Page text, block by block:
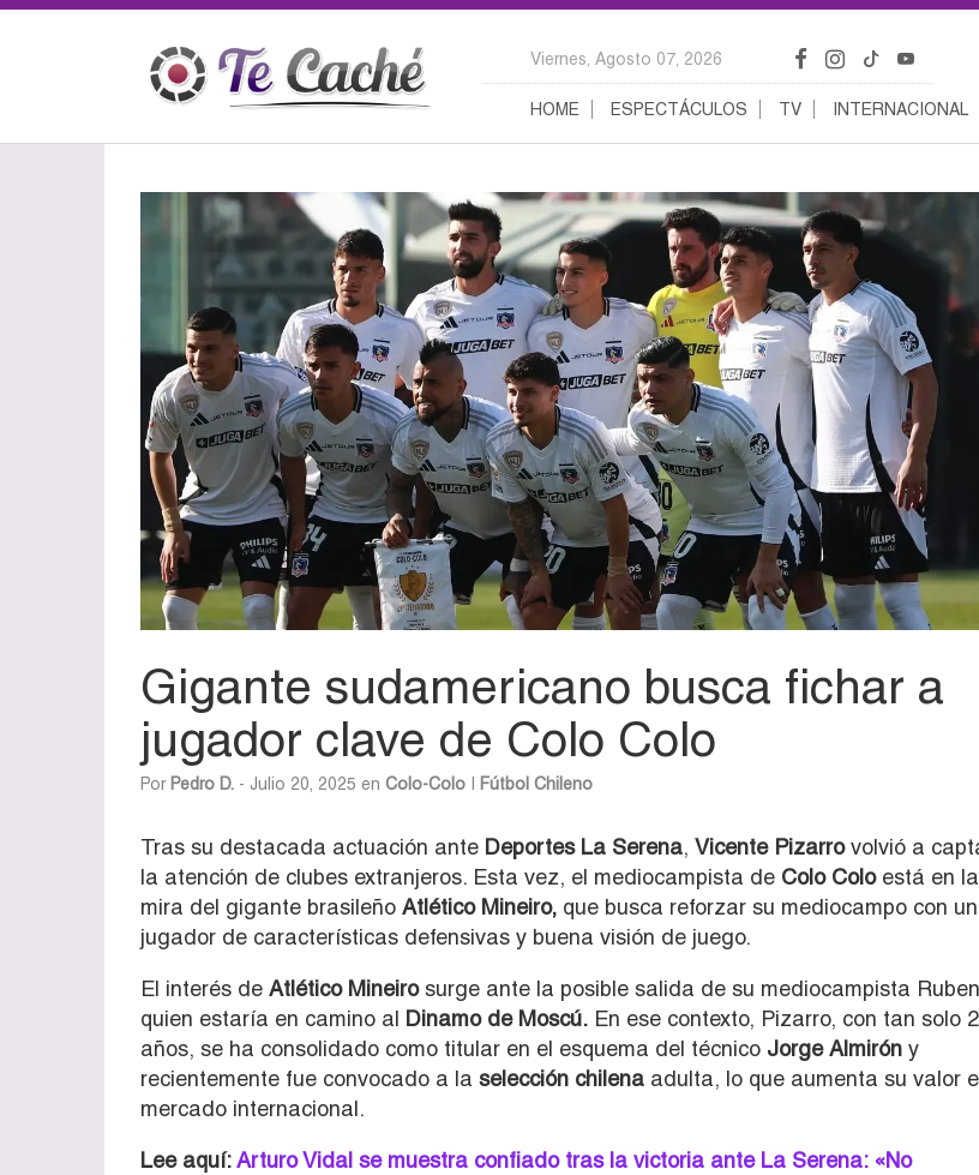
Viernes, Agosto 07, 2026
HOME ESPECTÁCULOS TV INTERNACIONAL
Gigante sudamericano busca fichar a
jugador clave de Colo Colo
Por Pedro D. - Julio 20, 2025 en Colo-Colo Fútbol Chileno
Tras su destacada actuación ante Deportes La Serena, Vicente Pizarrovolvió a
la atención de clubes extranjeros. Esta vez, el mediocampista de Colo Coloestá en la
mira del gigante brasileño Atlético Mineiro, que busca reforzar su mediocampo con un
jugador de características defensivas y buena visión de juego.
El interés de Atlético Mineirosurge ante la posible salida de su mediocampista
quien estaría en camino al Dinamo de Moscú. En ese contexto, Pizarro, con tan solo
años, se ha consolidado como titular en el esquema del técnico Jorge Almirón y
recientemente fue convocado a la selección chilena adulta, lo que aumenta su valor
mercado internacional.
Lee aquí:Arturo Vidal se muestra confiado tras la victoria ante La Serena: «No